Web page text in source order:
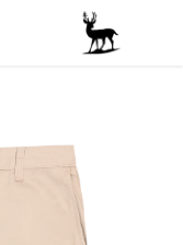
تخطي للذهاب إلى المحتوى